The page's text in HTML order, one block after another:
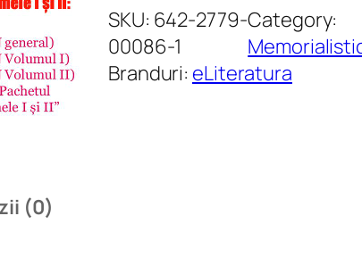
n
t
i
SKU: 642-2779-
00086-1
Category:
Branduri: eLiteratura
(0)